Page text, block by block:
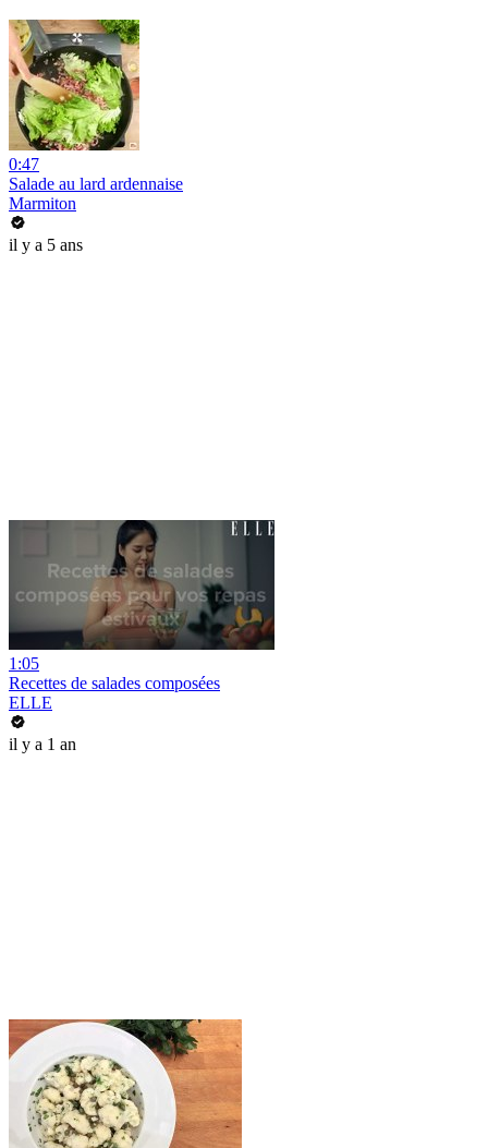
0:47
Salade au lard ardennaise
Marmiton
il y a 5 ans
1:05
Recettes de salades composées
ELLE
il y a 1 an